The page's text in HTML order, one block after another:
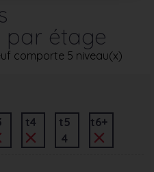
étage
comporte 5 niveau(x)
t4
t5
4
t6+